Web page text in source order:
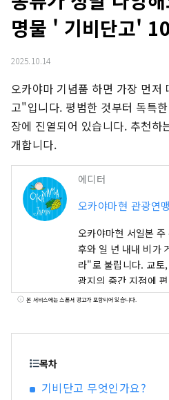
명물 ' 기비단고'
2025.10.14
오카야마 기념품 하면 가장 먼
고"입니다. 평범한 것부터 독특
장에 진열되어 있습니다. 추천
개합니다.
에디터
오카야마현 관광연맹
오카야마현 서일본
후와 일 년 내내 비가
라"로 불립니다. 교토
광지의 중간 지점에
한 세토 통해 시코쿠로
원 중 하나인 오카야
본 서비스에는 스폰서 광고가 포함되어 있습니다.
목차
기비단고 무엇인가요?